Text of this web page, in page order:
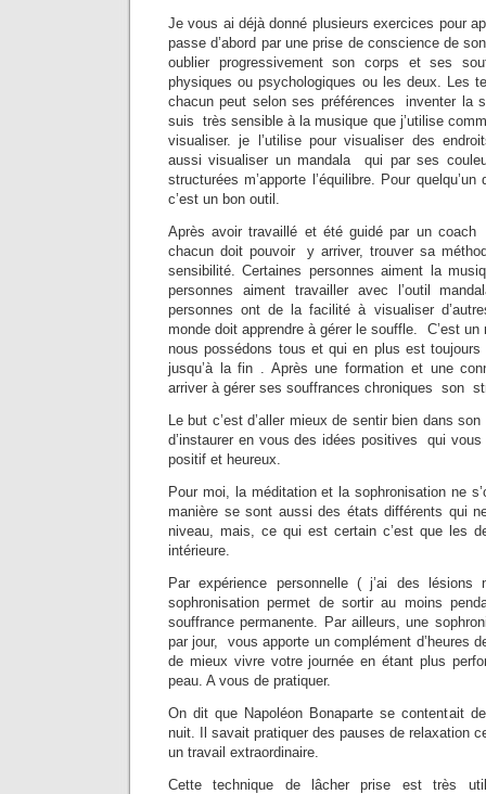
Je vous ai déjà donné plusieurs exercices pour
passe d’abord par une prise de conscience de
oublier progressivement son corps et ses
physiques ou psychologiques ou les deux. Les
chacun peut selon ses préférences inventer la
suis très sensible à la musique que j’utilise
visualiser. je l’utilise pour visualiser des
aussi visualiser un mandala qui par ses
structurées m’apporte l’équilibre. Pour
c’est un bon outil.
Après avoir travaillé et été guidé par un
chacun doit pouvoir y arriver, trouver sa
sensibilité. Certaines personnes aiment la
personnes aiment travailler avec l’outil
personnes ont de la facilité à visualiser
monde doit apprendre à gérer le souffle. C’est
nous possédons tous et qui en plus est
jusqu’à la fin . Après une formation et une
arriver à gérer ses souffrances chroniques son
Le but c’est d’aller mieux de sentir bien dans
d’instaurer en vous des idées positives qui
positif et heureux.
Pour moi, la méditation et la sophronisation ne
manière se sont aussi des états différents qui
niveau, mais, ce qui est certain c’est que les
intérieure.
Par expérience personnelle ( j’ai des lésions
sophronisation permet de sortir au moins
souffrance permanente. Par ailleurs, une
par jour, vous apporte un complément d’heures
de mieux vivre votre journée en étant plus
peau. A vous de pratiquer.
On dit que Napoléon Bonaparte se contentait
nuit. Il savait pratiquer des pauses de relaxation
un travail extraordinaire.
Cette technique de lâcher prise est très